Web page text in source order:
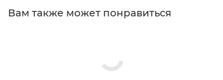
Вам также может понравиться